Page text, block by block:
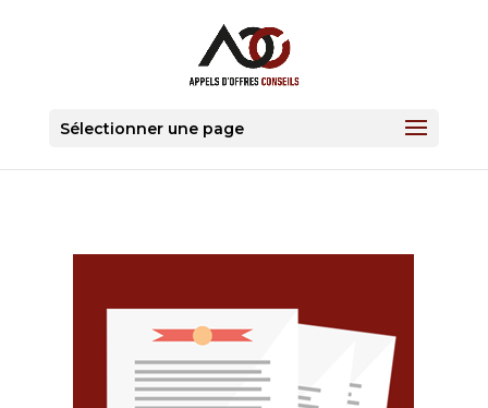
Sélectionner une page